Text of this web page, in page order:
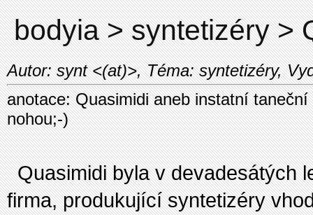
bodyia > syntetizéry >
Autor: synt <(at)>, Téma: syntetizéry,
anotace: Quasimidi aneb instatní
nohou;-)
Quasimidi byla v devadesátých
firma, produkující syntetizéry